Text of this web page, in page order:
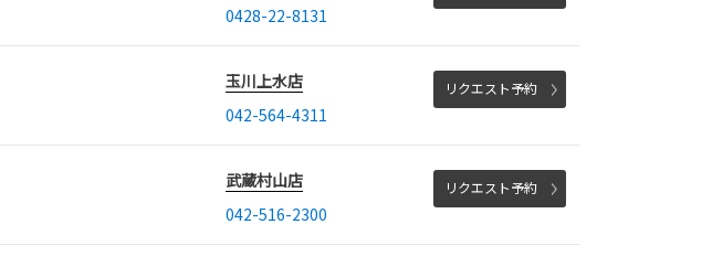
0428-22-8131
玉川上水店
042-564-4311
リクエスト予約
武蔵村山店
042-516-2300
リクエスト予約